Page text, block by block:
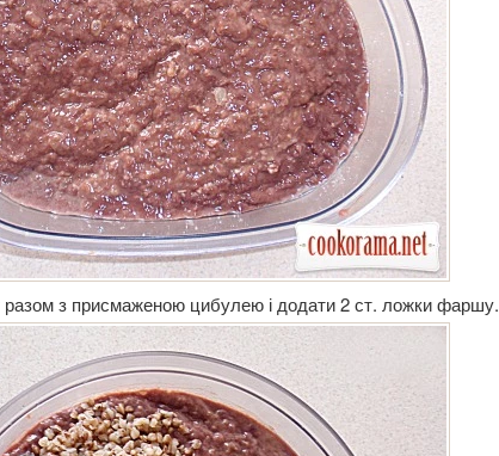
разом з присмаженою цибулею і додати 2 ст. ложки фаршу.